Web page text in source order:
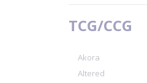
TCG/CCG
Akora
Altered